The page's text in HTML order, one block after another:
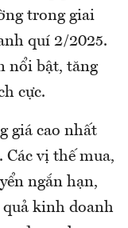
trong giai
quí 2/2025.
nổi bật, tăng
cực.
giá cao nhất
Các vị thế mua,
ngắn hạn,
kinh doanh